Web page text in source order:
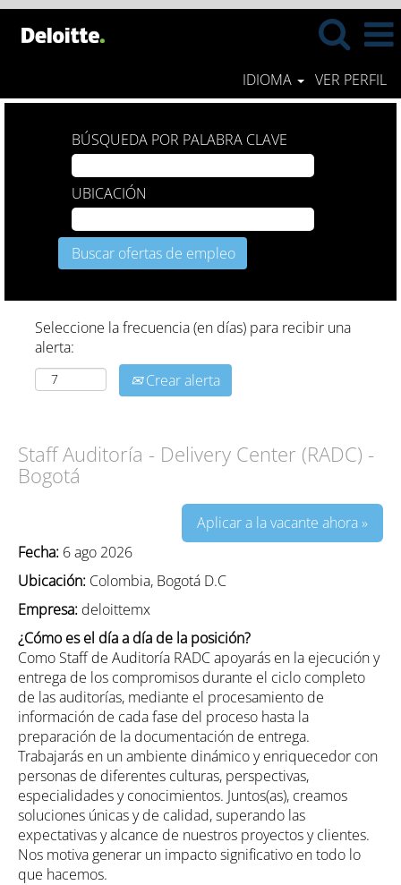
IDIOMA VER PERFIL
BÚSQUEDA POR PALABRA CLAVE
UBICACIÓN
Seleccione la frecuencia (en días) para recibir una
alerta:
Crear alerta
Staff Auditoría - Delivery Center (RADC) -
Bogotá
Aplicar a la vacante ahora »
Fecha: 6 ago 2026
Ubicación: Colombia, Bogotá D.C
Empresa: deloittemx
¿Cómo es el día a día de la posición?
Como Staff de Auditoría RADC apoyarás en la ejecución y
entrega de los compromisos durante el ciclo completo
de las auditorías, mediante el procesamiento de
información de cada fase del proceso hasta la
preparación de la documentación de entrega.
Trabajarás en un ambiente dinámico y enriquecedor con
personas de diferentes culturas, perspectivas,
especialidades y conocimientos. Juntos(as), creamos
soluciones únicas y de calidad, superando las
expectativas y alcance de nuestros proyectos y clientes.
Nos motiva generar un impacto significativo en todo lo
que hacemos.